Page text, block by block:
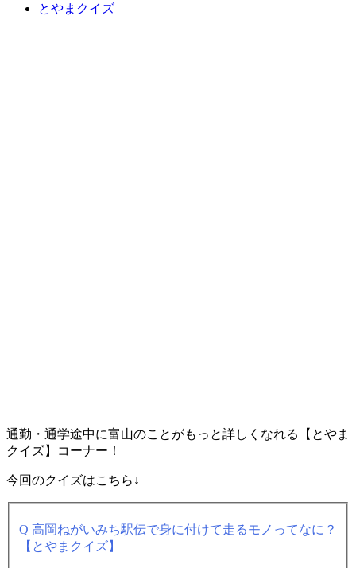
とやまクイズ
通勤・通学途中に富山のことがもっと詳しくなれる【とやま
クイズ】コーナー！
今回のクイズはこちら↓
Q 高岡ねがいみち駅伝で身に付けて走るモノってなに？
【とやまクイズ】